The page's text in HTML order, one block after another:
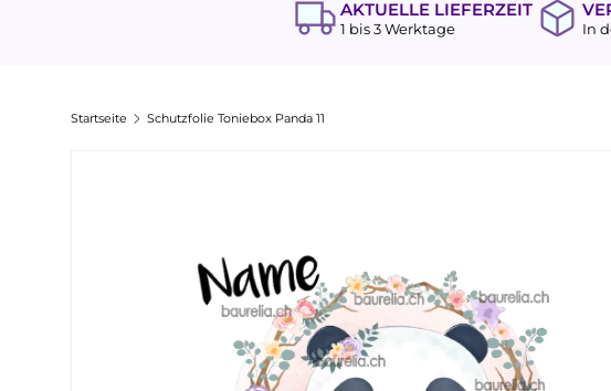
AKTUELLE LIEFERZEIT
1 bis 3 Werktage In
Startseite Schutzfolie Toniebox Panda 11